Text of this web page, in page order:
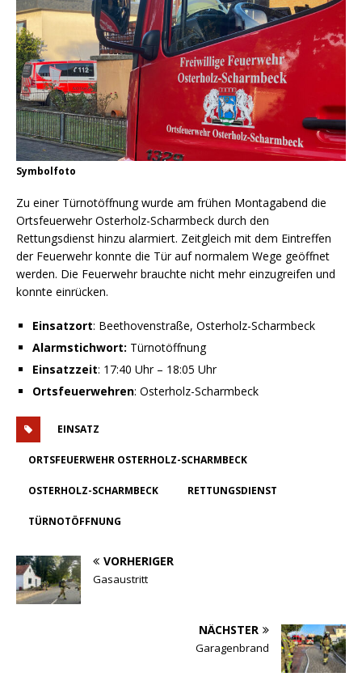
Symbolfoto
Zu einer Türnotöffnung wurde am frühen Montagabend die
Ortsfeuerwehr Osterholz-Scharmbeck durch den
Rettungsdienst hinzu alarmiert. Zeitgleich mit dem Eintreffen
der Feuerwehr konnte die Tür auf normalem Wege geöffnet
werden. Die Feuerwehr brauchte nicht mehr einzugreifen und
konnte einrücken.
Einsatzort: Beethovenstraße, Osterholz-Scharmbeck
Alarmstichwort: Türnotöffnung
Einsatzzeit: 17:40 Uhr – 18:05 Uhr
Ortsfeuerwehren: Osterholz-Scharmbeck
EINSATZ
ORTSFEUERWEHR OSTERHOLZ-SCHARMBECK
OSTERHOLZ-SCHARMBECK RETTUNGSDIENST
TÜRNOTÖFFNUNG
VORHERIGER
Gasaustritt
NÄCHSTER
Garagenbrand